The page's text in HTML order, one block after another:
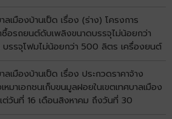
ดราคาอิเล็กทรอนิกส์ (e-bidding)
ลเมืองบ้านเป็ด เรื่อง (ร่าง) โครงการ
ซื้อรถยนต์ดับเพลิงขนาดบรรจุไม่น้อยกว่า
รรจุโฟมไม่น้อยกว่า 500 ลิตร เครื่องยนต์
งดันสูงและอุปกรณ์ในการดับเพลิงครบชุด
วยวิธีประกวดราคาอิเล็กทรอนิกส์ (e-
ลเมืองบ้านเป็ด เรื่อง ประกวดราคาจ้าง
หมาเอกชนเก็บขนมูลฝอยในเขตเทศบาลเมือง
ต่วันที่ 16 เดือนสิงหาคม ถึงวันที่ 30